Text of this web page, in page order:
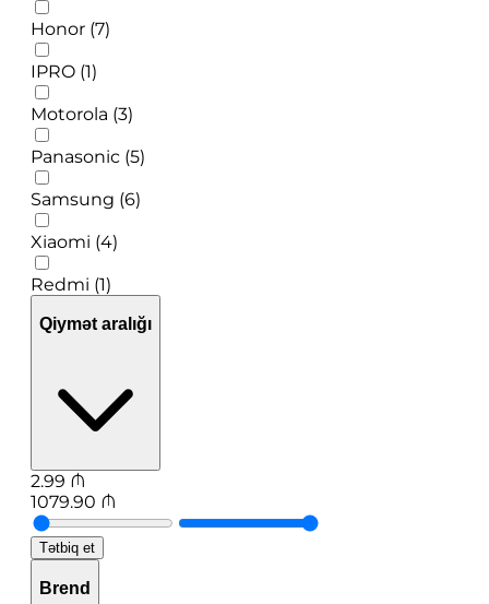
Honor (7)
IPRO (1)
Motorola (3)
Panasonic (5)
Samsung (6)
Xiaomi (4)
Redmi (1)
Qiymət aralığı
2.99 ₼
1079.90 ₼
Tətbiq et
Brend